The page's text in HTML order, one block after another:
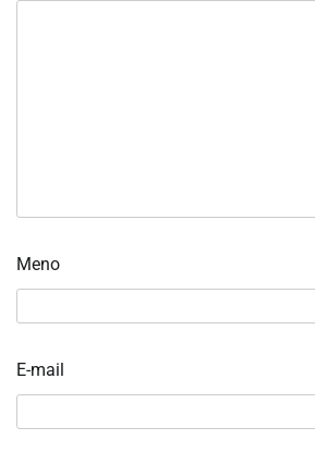
Meno
E-mail